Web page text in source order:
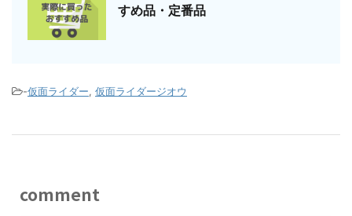
すめ品・定番品
-仮面ライダー, 仮面ライダージオウ
comment